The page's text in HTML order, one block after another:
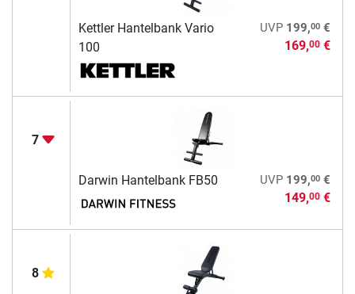
Kettler Hantelbank Vario
100
UVP 199,00€
169,00€
7
Darwin Hantelbank FB50 UVP 199,00€
149,00€
8